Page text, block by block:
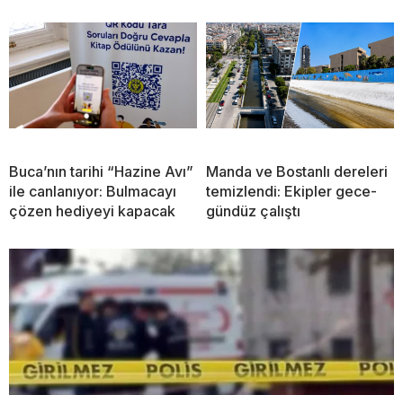
Buca’nın tarihi “Hazine Avı”
ile canlanıyor: Bulmacayı
çözen hediyeyi kapacak
Manda ve Bostanlı dereleri
temizlendi: Ekipler gece-
gündüz çalıştı